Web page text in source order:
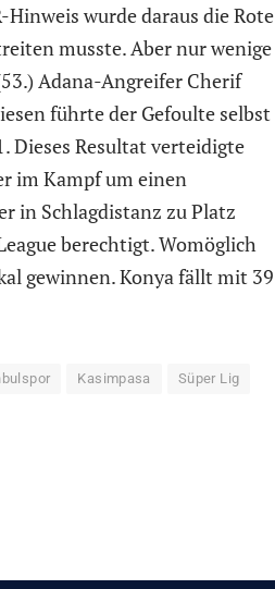
Hinweis wurde daraus die Rote
musste. Aber nur wenige
Adana-Angreifer Cherif
führte der Gefoulte selbst
Dieses Resultat verteidigte
im Kampf um einen
in Schlagdistanz zu Platz
berechtigt. Womöglich
gewinnen. Konya fällt mit 39
Kasimpasa Süper Lig